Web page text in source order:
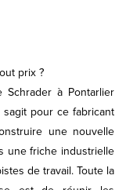
prix ?
Schrader à Pontarlier
pour ce fabricant
une nouvelle
une friche industrielle
de travail. Toute la